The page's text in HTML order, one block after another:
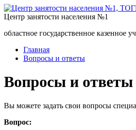
Центр занятости населения №1
областное государственное казенное
Главная
Вопросы и ответы
Вопросы и ответы
Вы можете задать свои вопросы
Вопрос: